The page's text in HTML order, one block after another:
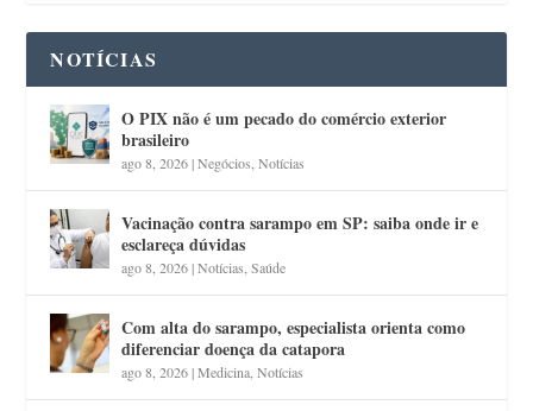
NOTÍCIAS
O PIX não é um pecado do comércio exterior
brasileiro
ago 8, 2026|Negócios ,Notícias
Vacinação contra sarampo em SP: saiba onde ir e
esclareça dúvidas
ago 8, 2026|Notícias ,Saúde
Com alta do sarampo, especialista orienta como
diferenciar doença da catapora
ago 8, 2026|Medicina ,Notícias